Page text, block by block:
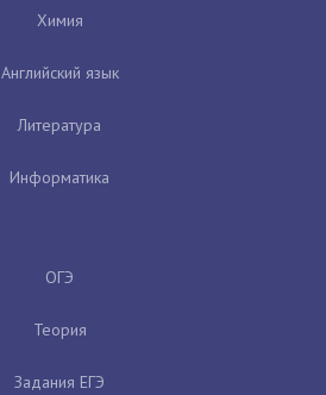
Химия
Английский язык
Литература
Информатика
ОГЭ
Теория
Задания ЕГЭ